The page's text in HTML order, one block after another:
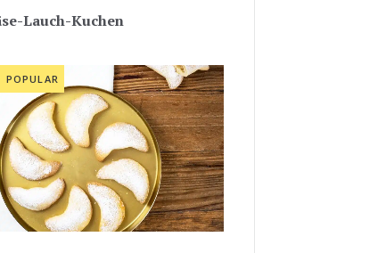
Lauch-Kuchen
POPULAR